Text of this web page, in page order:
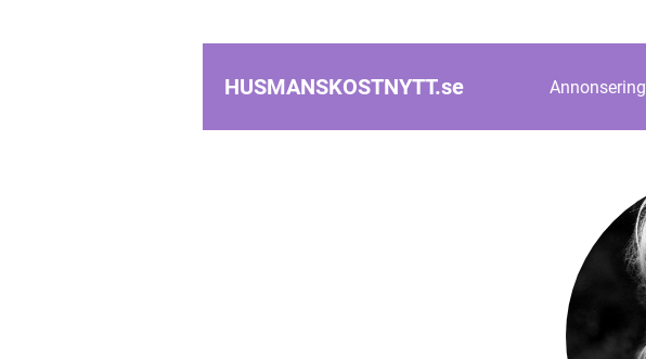
HUSMANSKOSTNYTT.se Annonsering